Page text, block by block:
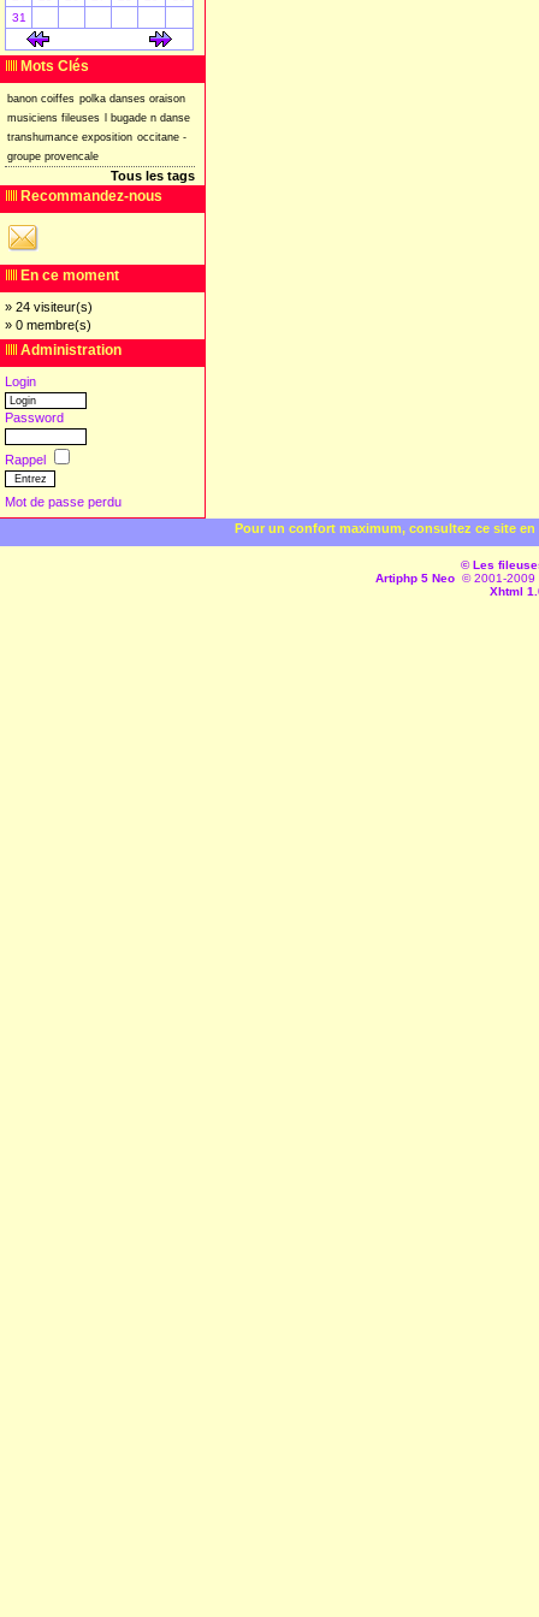
31
Mots Clés
banon coiffes polka danses oraison
musiciens fileuses bugade n danse
transhumance exposition occitane -
groupe provencale
Tous les tags
Recommandez-nous
En ce moment
» 24 visiteur(s)
» 0 membre(s)
Administration
Login
Password
Rappel
Mot de passe perdu
Pour un confort maximum, consultez ce site
© Les
Artiphp 5 Neo © 2001-2009
Xhtml